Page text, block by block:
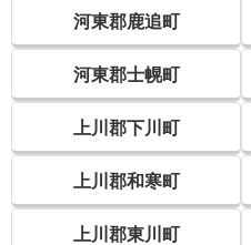
河東郡鹿追町
河東郡士幌町
上川郡下川町
上川郡和寒町
上川郡東川町